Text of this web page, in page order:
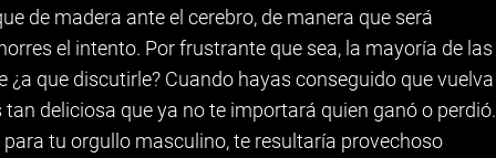
de madera ante el cerebro, de manera que será
el intento. Por frustrante que sea, la mayoría de las
¿a que discutirle? Cuando hayas conseguido que vuelva
deliciosa que ya no te importará quien ganó o perdió.
tu orgullo masculino, te resultaría provechoso